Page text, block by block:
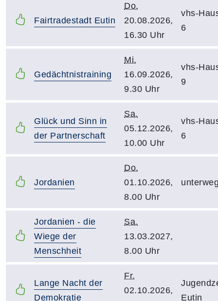
Fairtradestadt Eutin
Do.
20.08.2026,
16.30 Uhr
vhs-
6
Gedächtnistraining
Mi.
16.09.2026,
9.30 Uhr
vhs-
9
Glück und Sinn in
der Partnerschaft
Sa.
05.12.2026,
10.00 Uhr
vhs-
6
Jordanien
Do.
01.10.2026,
8.00 Uhr
Jordanien - die
Wiege der
Menschheit
Sa.
13.03.2027,
8.00 Uhr
Lange Nacht der
Demokratie
Fr.
02.10.2026,
Eutin